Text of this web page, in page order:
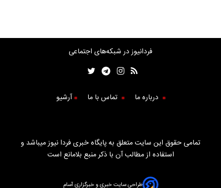
فردانیوز در شبکه‌های اجتماعی
درباره ما تماس با ما آرشیو
تمامی حقوق این سایت متعلق به پایگاه خبری فردا نیوز میباشد و
استفاده از مطالب آن با ذکر منبع بلامانع است
طراحی سایت خبری و خبرگزاری آسام